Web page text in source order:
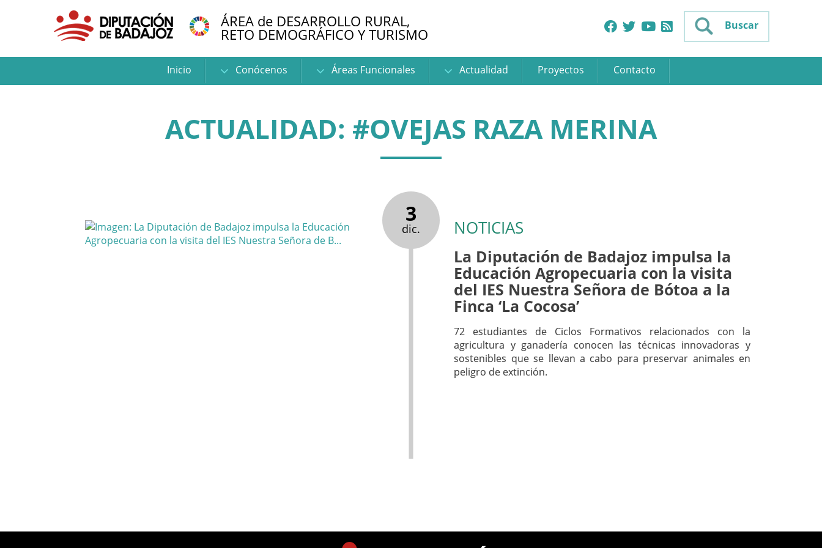
ÁREA de DESARROLLO RURAL,
RETO DEMOGRÁFICO Y TURISMO Buscar
Inicio Conócenos Áreas Funcionales Actualidad Proyectos Contacto
ACTUALIDAD: #OVEJAS RAZA MERINA
3
dic. NOTICIAS
La Diputación de Badajoz impulsa la
Educación Agropecuaria con la visita
del IES Nuestra Señora de Bótoa a la
Finca ‘La Cocosa’
72 estudiantes de Ciclos Formativos relacionados con la
agricultura y ganadería conocen las técnicas innovadoras y
sostenibles que se llevan a cabo para preservar animales en
peligro de extinción.